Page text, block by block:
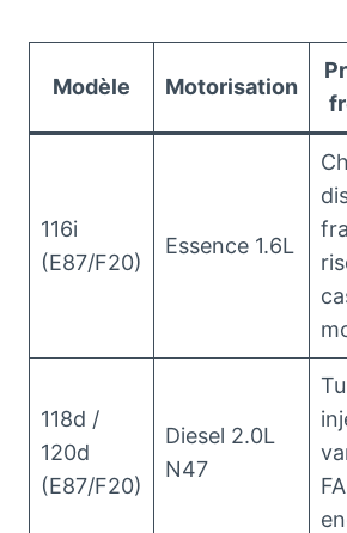
Modèle Motorisation
116i
(E87/F20)
Essence 1.6L
118d /
120d
(E87/F20)
Diesel 2.0L
N47